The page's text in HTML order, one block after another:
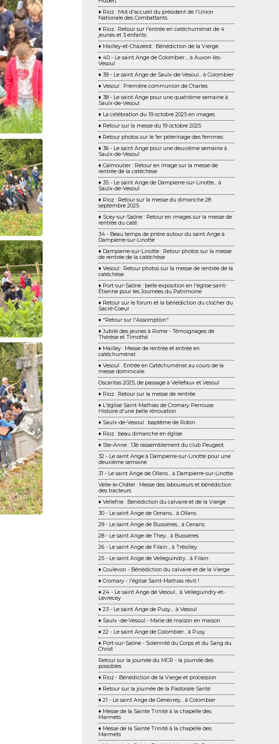
♦ Rioz : Mot d'accueil du président de l'Union
Nationale des Combattants
♦ Rioz : Retour sur l'entrée en catéchuménat de 4
jeunes et 3 enfants
♦ Mailley-et-Chazelot : Bénédiction de la Vierge
♦ 40 - Le saint Ange de Colombier.... à Auxon-lès-
Vesoul
♦ 39 - Le saint Ange de Saulx-de-Vesoul... à Colombier
♦ Vesoul : Première communion de Charles
♦ 38 - Le saint Ange pour une quatrième semaine à
Saulx-de-Vesoul
♦ La célébration du 19 octobre 2025 en images
♦ Retour sur la messe du 19 octobre 2025
♦ Retour photos sur le 1er pèlerinage des femmes
♦ 36 - Le saint Ange pour une deuxième semaine à
Saulx-de-Vesoul
♦ Calmoutier : Retour en image sur la messe de
rentrée de la catéchèse
♦ 35 - Le saint Ange de Dampierre-sur-Linotte... à
Saulx-de-Vesoul
♦ Rioz : Retour sur la messe du dimanche 28
septembre 2025
♦ Scey-sur-Saône : Retour en images sur la messe de
rentrée du caté
34 - Beau temps de prière autour du saint Ange à
Dampierre-sur-Linotte
♦ Dampierre-sur-Linotte : Retour photos sur la messe
de rentrée de la catéchèse
♦ Vesoul : Retour photos sur la messe de rentrée de la
catéchèse
♦ Port-sur-Saône : belle exposition en l'église saint-
Étienne pour les Journées du Patrimoine
♦ Retour sur le forum et la bénédiction du clocher du
Sacré-Coeur
♦ "Retour sur l'Assomption"
♦ Jubilé des jeunes à Rome - Témoignages de
Thérèse et Timothé
♦ Mailley : Messe de rentrée et entrée en
catéchuménat
♦ Vesoul : Entrée en Catéchuménat au cours de la
messe dominicale
Oscaritas 2025, de passage à Vellefaux et Vesoul
♦ Rioz : Retour sur la messe de rentrée
♦ L'église Saint-Mathias de Cromary Perrouse.
Histoire d'une belle rénovation
♦ Saulx-de-Vesoul : baptême de Robin
♦ Rioz : beau dimanche en église
♦ Ste-Anne : 13è rassemblement du club Peugeot
32 - Le saint Ange à Dampierre-sur-Linotte pour une
deuxième semaine
31 - Le saint Ange de Ollans... à Dampierre-sur-Linotte
Velle-le-Châtel : Messe des laboureurs et bénédiction
des tracteurs
♦ Vellefrie : Bénédiction du calvaire et de la Vierge
30 - Le saint Ange de Cenans... à Ollans
29 - Le saint Ange de Bussières... à Cenans
28 - Le saint Ange de They... à Bussières
26 - Le saint Ange de Filain... à Trésilley
25 - Le saint Ange de Velleguindry... à Filain
♦ Coulevon - Bénédiction du calvaire et de la Vierge
♦ Cromary - l'église Saint-Mathias revit !
♦ 24 - Le saint Ange de Vesoul... à Velleguindry-et-
Levrecey
♦ 23 - Le saint Ange de Pusy.... à Vesoul
♦ Saulx -de-Vesoul - Marie de maison en maison
♦ 22 - Le saint Ange de Colombier... à Pusy
♦ Port-sur-Saône - Solennité du Corps et du Sang du
Christ
Retour sur la journée du MCR - la journée des
possibles
♦ Rioz - Bénédiction de la Vierge et procession
♦ Retour sur la journée de la Pastorale Santé
♦ 21 - Le saint Ange de Genevrey... à Colombier
♦ Messe de la Sainte Trinité à la chapelle des
Marmets
♦ Messe de la Sainte Trinité à la chapelle des
Marmets